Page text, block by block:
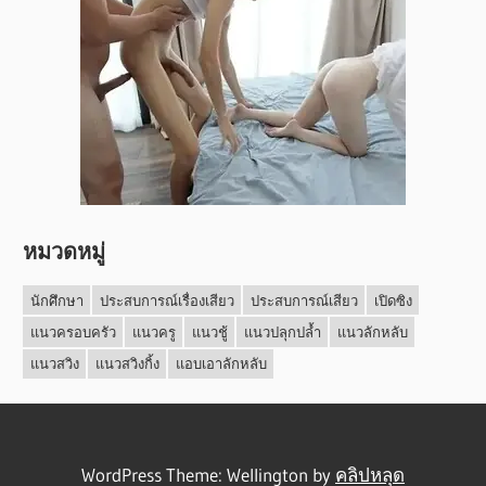
หมวดหมู่
นักศึกษา ประสบการณ์เรื่องเสียว ประสบการณ์เสียว
เปิดซิง
แนวครอบครัว
แนวครู แนวชู้ แนวปลุกปล้ำ
แนวลักหลับ
แนวสวิง
แนวสวิงกิ้ง แอบเอาลักหลับ
WordPress Theme: Wellington by คลิปหลุด